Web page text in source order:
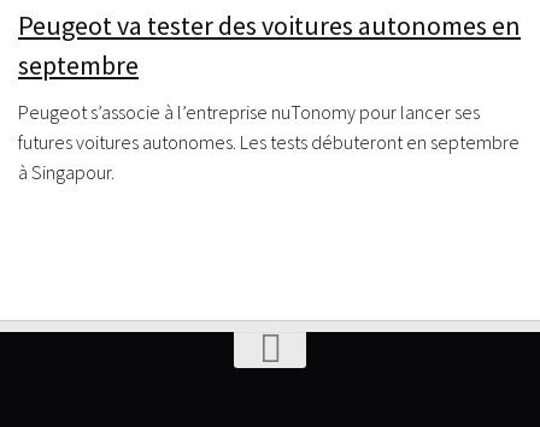
Peugeot va tester des voitures autonomes en
septembre
Peugeot s’associe à l’entreprise nuTonomy pour lancer ses
futures voitures autonomes. Les tests débuteront en septembre
à Singapour.